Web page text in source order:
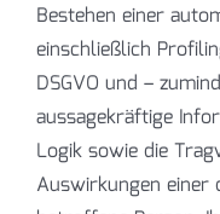
Bestehen einer
einschließlich
DSGVO und –
aussagekräftige
Logik sowie die
Auswirkungen